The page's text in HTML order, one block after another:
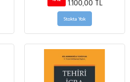
1.100,00 TL
Stokta Yok